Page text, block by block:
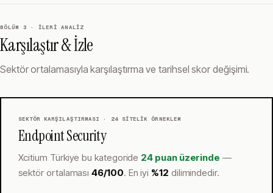
BÖLÜM 3 · İLERI ANALIZ
Karşılaştır & İzle
Sektör ortalamasıyla karşılaştırma ve tarihsel skor değişimi.
SEKTÖR KARŞILAŞTIRMASI · 24SITELIK ÖRNEKLEM
Endpoint Security
Xcitium Türkiye bu kategoride 24 puan üzerinde —
sektör ortalaması46/100. En iyi %12 dilimindedir.